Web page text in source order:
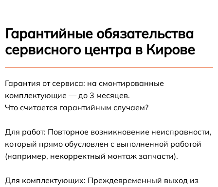
Гарантийные обязательства
сервисного центра в Кирове
Гарантия от сервиса: на смонтированные
комплектующие — до 3 месяцев.
Что считается гарантийным случаем?
Для работ: Повторное возникновение неисправности,
который прямо обусловлен с выполненной работой
(например, некорректный монтаж запчасти).
Для комплектующих: Преждевременный выход из